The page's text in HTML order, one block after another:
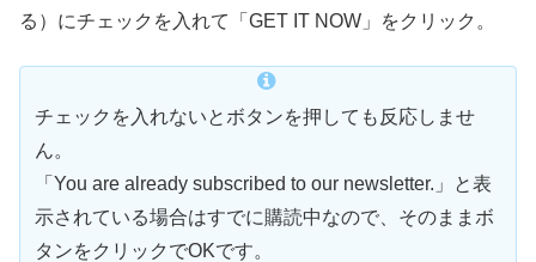
る）にチェックを入れて「GET IT NOW」をクリック。
チェックを入れないとボタンを押しても反応しませ
ん。
「You are already subscribed to our newsletter.」と表
示されている場合はすでに購読中なので、そのままボ
タンをクリックでOKです。